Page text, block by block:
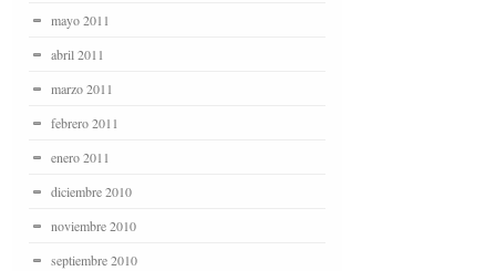
mayo 2011
abril 2011
marzo 2011
febrero 2011
enero 2011
diciembre 2010
noviembre 2010
septiembre 2010